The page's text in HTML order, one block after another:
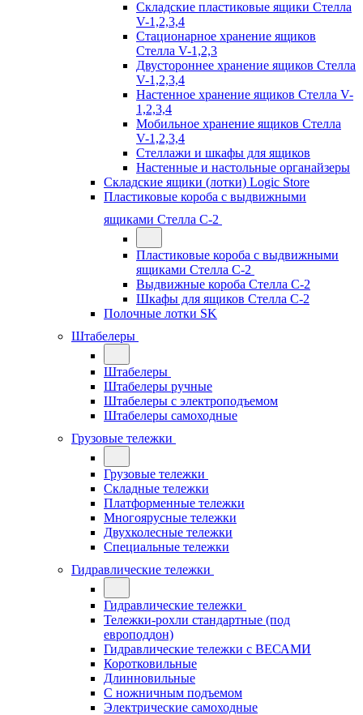
Складские пластиковые ящики Стелла
V-1,2,3,4
Стационарное хранение ящиков
Стелла V-1,2,3
Двустороннее хранение ящиков Стелла
V-1,2,3,4
Настенное хранение ящиков Стелла V-
1,2,3,4
Мобильное хранение ящиков Стелла
V-1,2,3,4
Стеллажи и шкафы для ящиков
Настенные и настольные органайзеры
Складские ящики (лотки) Logiс Store
Пластиковые короба с выдвижными
ящиками Стелла С-2
Пластиковые короба с выдвижными
ящиками Стелла С-2
Выдвижные короба Стелла С-2
Шкафы для ящиков Стелла С-2
Полочные лотки SK
Штабелеры
Штабелеры
Штабелеры ручные
Штабелеры с электроподъемом
Штабелеры самоходные
Грузовые тележки
Грузовые тележки
Складные тележки
Платформенные тележки
Многоярусные тележки
Двухколесные тележки
Специальные тележки
Гидравлические тележки
Гидравлические тележки
Тележки-рохли стандартные (под
европоддон)
Гидравлические тележки с ВЕСАМИ
Коротковильные
Длинновильные
С ножничным подъемом
Электрические самоходные